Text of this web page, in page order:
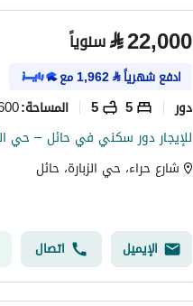
⃁22,000 سنوياً
ادفع شهرياً⃁
1,962مع
دور 5
5 المساحة:
600
للإيجار دور سكني في حائل – حي
شارع حراء، حي الزبارة، حائل
الإيميل اتصال